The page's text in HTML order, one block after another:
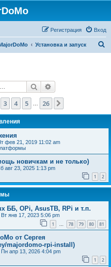
Вход
Регистрация
Установка и запуск
Поиск
из 26
3 4 5 26
фев 21, 2019 11:02 am
новичкам и не только)
авг 23, 2025 1:13 pm
1 2
ББ, OPi, AsusTB, RPi и т.п.
Вт янв 17, 2023 5:06 pm
1 … 78 79 80 81
от Сергея
majordomo-rpi-install)
Пн апр 13, 2026 4:04 pm
1 2